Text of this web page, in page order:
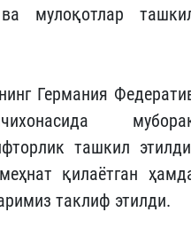
мулоқотлар
Германия
ташкил
қилаётган
таклиф этилди.